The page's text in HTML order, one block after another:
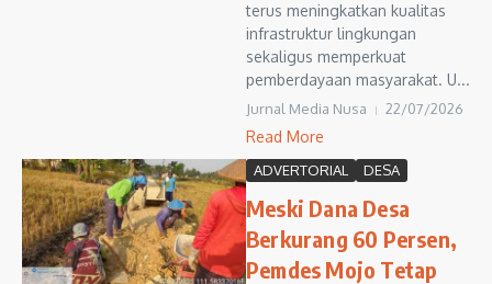
terus meningkatkan kualitas
infrastruktur lingkungan
sekaligus memperkuat
pemberdayaan masyarakat. U...
Jurnal Media Nusa 22/07/2026
Read More
ADVERTORIAL DESA
Meski Dana Desa
Berkurang 60 Persen,
Pemdes Mojo Tetap